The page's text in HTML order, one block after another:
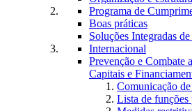
Programa de
Boas práticas
Soluções Integradas
Internacional
Prevenção e Combate
Capitais e
Comunicação
Lista de funções